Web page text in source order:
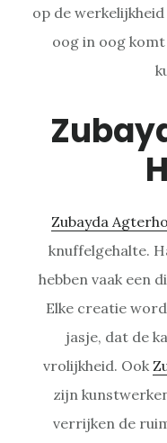
op de
oog in oog
Zubayda
knuffelgehalte.
hebben vaak een
Elke creatie
jasje, dat de
vrolijkheid. Ook
zijn
verrijken de